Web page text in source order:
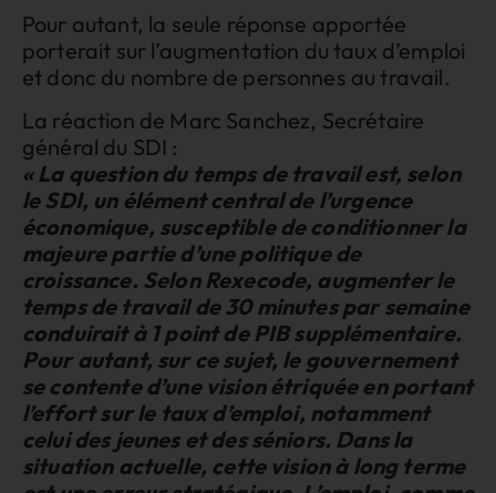
Pour autant, la seule réponse apportée
porterait sur l’augmentation du taux d’emploi
et donc du nombre de personnes au travail.
La réaction de Marc Sanchez, Secrétaire
général du SDI :
« La question du temps de travail est, selon
le SDI, un élément central de l’urgence
économique, susceptible de conditionner la
majeure partie d’une politique de
croissance. Selon Rexecode, augmenter le
temps de travail de 30 minutes par semaine
conduirait à 1 point de PIB supplémentaire.
Pour autant, sur ce sujet, le gouvernement
se contente d’une vision étriquée en portant
l’effort sur le taux d’emploi, notamment
celui des jeunes et des séniors. Dans la
situation actuelle, cette vision à long terme